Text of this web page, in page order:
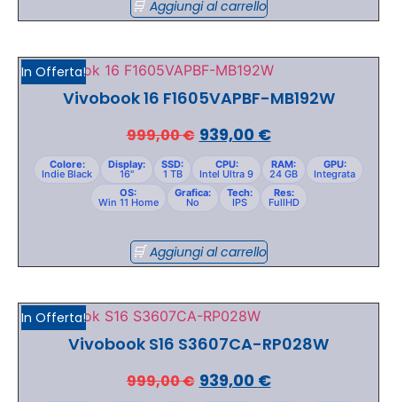
Aggiungi al carrello
In Offerta!
Vivobook 16 F1605VAPBF-MB192W
999,00€ 939,00 €
Colore:
Indie Black
Display:
16"
SSD:
1 TB
CPU:
Intel Ultra 9
RAM:
24 GB
GPU:
Integrata
OS:
Win 11 Home
Grafica:
No
Tech:
IPS
Res:
FullHD
Aggiungi al carrello
In Offerta!
Vivobook S16 S3607CA-RP028W
999,00€ 939,00 €